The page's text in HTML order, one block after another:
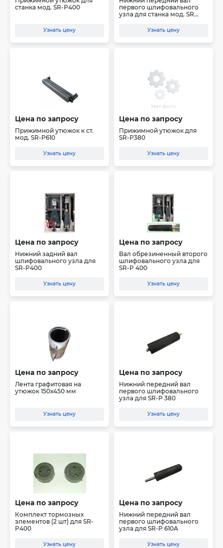
станка мод. SR-P400
Узнать цену
первого шлифовального
узла для станка мод. SR...
Узнать цену
Цена по запросу
Прижимной утюжок к ст.
мод. SR-P610
Узнать цену
Цена по запросу
Прижимной утюжок для
SR-P380
Узнать цену
Цена по запросу
Нижний задний вал
шлифовального узла для
SR-P400
Узнать цену
Цена по запросу
Вал обрезиненный второго
шлифовального узла для
SR-P 400
Узнать цену
Цена по запросу
Лента графитовая на
утюжок 150х450 мм
Узнать цену
Цена по запросу
Нижний передний вал
первого шлифовального
узла для SR-P 380
Узнать цену
Цена по запросу
Комплект тормозных
элементов (2 шт) для SR-
P400
Узнать цену
Цена по запросу
Нижний передний вал
первого шлифовального
узла для SR-P 610A
Узнать цену